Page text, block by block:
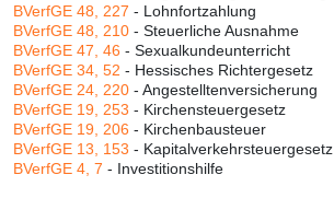
BVerfGE 48, 227 - Lohnfortzahlung
BVerfGE 48, 210 - Steuerliche Ausnahme
BVerfGE 47, 46 - Sexualkundeunterricht
BVerfGE 34, 52 - Hessisches Richtergesetz
BVerfGE 24, 220 - Angestelltenversicherung
BVerfGE 19, 253 - Kirchensteuergesetz
BVerfGE 19, 206 - Kirchenbausteuer
BVerfGE 13, 153 - Kapitalverkehrsteuergesetz
BVerfGE 4, 7 - Investitionshilfe